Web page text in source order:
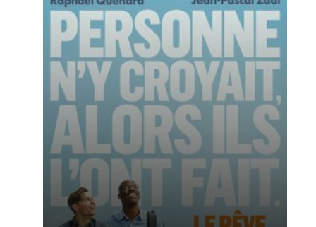
1er film réalisé par Melisa Godet
Voir la fiche du film